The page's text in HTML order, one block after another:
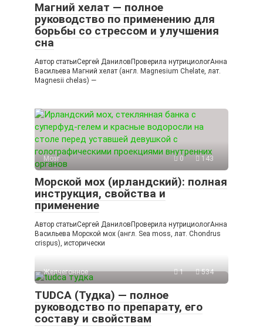
Магний хелат — полное
руководство по применению для
борьбы со стрессом и улучшения
сна
Автор статьиСергей ДаниловПроверила нутрициологАнна
Васильева Магний хелат (англ. Magnesium Chelate, лат.
Magnesii chelas) —
Мозг 0 143
Морской мох (ирландский): полная
инструкция, свойства и
применение
Автор статьиСергей ДаниловПроверила нутрициологАнна
Васильева Морской мох (англ. Sea moss, лат. Chondrus
crispus), исторически
Желчегонное 1 534
TUDCA (Тудка) — полное
руководство по препарату, его
составу и свойствам